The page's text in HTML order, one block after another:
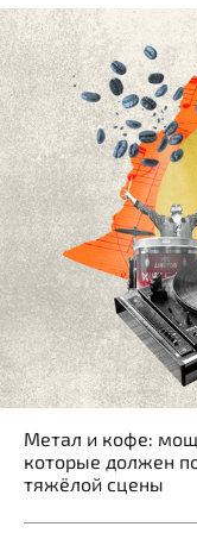
Метал и кофе:
которые должен
тяжёлой сцены